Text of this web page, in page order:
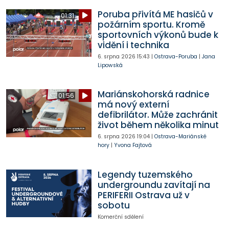
01:31
Poruba přivítá ME hasičů v
požárním sportu. Kromě
sportovních výkonů bude k
vidění i technika
6. srpna 2026 15:43 | Ostrava-Poruba | Jana
Lipowská
01:56
Mariánskohorská radnice
má nový externí
defibrilátor. Může zachránit
život během několika minut
6. srpna 2026 19:04| Ostrava-Mariánské
hory| Yvona Fajtová
Legendy tuzemského
undergroundu zavítají na
PERIFERII Ostrava už v
sobotu
Komerční sdělení